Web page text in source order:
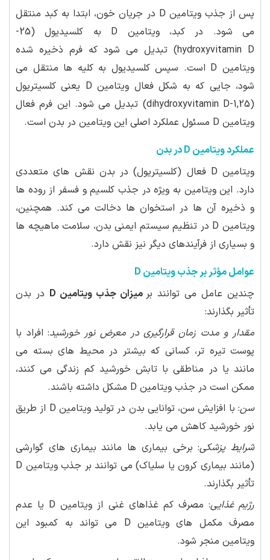
پس از جذب ویتامین D در جریان خون، ابتدا به کبد منتقل
می شود. در کبد، ویتامین D به کلسیدیول (25-
hydroxyvitamin D) تبدیل می شود که فرم ذخیره شده
ویتامین D است. سپس کلسیدیول به کلیه ها منتقل می
شود، جایی که به شکل فعال ویتامین D یعنی کلسیتریول
(1,25-dihydroxyvitamin D) تبدیل می شود. این فرم فعال
ویتامین D مسئول عملکرد اصلی این ویتامین در بدن است.
عملکرد ویتامین D در بدن
ویتامین D فعال (کلسیتریول) در بدن نقش های متعددی
دارد. این ویتامین به ویژه در جذب کلسیم و فسفر از روده ها
و ذخیره آن ها در استخوان ها دخالت می کند. همچنین،
ویتامین D در تنظیم سیستم ایمنی بدن، سلامت ماهیچه ها
و بسیاری از فرآیندهای دیگر نیز نقش دارد.
عوامل مؤثر بر جذب ویتامین D
چندین عامل می توانند بر میزان جذب ویتامین D
در بدن
تأثیر بگذارند:
مقدار و مدت زمان قرارگیری در معرض نور خورشید: افراد با
پوست تیره تر، کسانی که بیشتر در محیط های بسته می
مانند یا در مناطقی با تابش خورشید کم زندگی می کنند،
ممکن است در جذب ویتامین D مشکل داشته باشند.
سن
: با افزایش سن، توانایی بدن در تولید ویتامین D از طریق
نور خورشید کاهش می یابد.
شرایط پزشکی: برخی بیماری ها مانند بیماری های گوارشی
(مانند بیماری کرون یا سلیاک) می توانند بر جذب ویتامین D
تأثیر بگذارند.
رژیم غذایی
: مصرف کم غذاهای غنی از ویتامین D یا عدم
مصرف مکمل های ویتامین D می تواند به کمبود این
ویتامین منجر شود.